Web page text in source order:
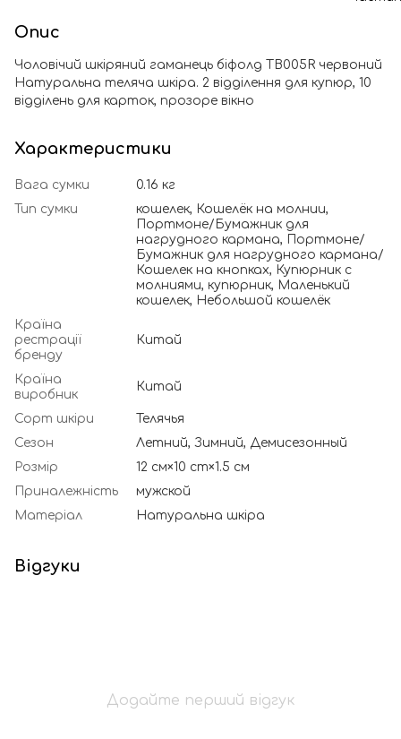
Опис
Чоловічий шкіряний гаманець біфолд TB005R червоний
Натуральна теляча шкіра. 2 відділення для купюр, 10
відділень для карток, прозоре вікно
Характеристики
Вага сумки
0.16 кг
Тип сумки
кошелек, Кошелёк на молнии,
Портмоне/Бумажник для
нагрудного кармана, Портмоне/
Бумажник для нагрудного кармана/
Кошелек на кнопках, Купюрник с
молниями, купюрник, Маленький
кошелек, Небольшой кошелёк
Країна
рестрації
бренду
Китай
Країна
виробник
Китай
Сорт шкіри
Телячья
Сезон
Летний, Зимний, Демисезонный
Розмір
12 см×10 cm×1.5 см
Приналежність
мужской
Матеріал
Натуральна шкіра
Відгуки
Додайте перший відгук